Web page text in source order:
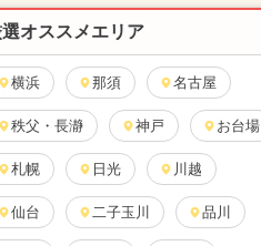
オススメエリア
横浜 那須 名古屋
秩父・長瀞 神戸 お台場
札幌 日光 川越
仙台 二子玉川 品川